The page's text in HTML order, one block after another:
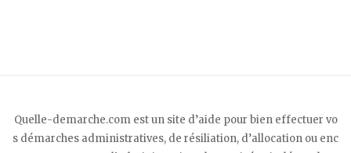
Quelle-demarche.com est un site d’aide pour bien effectuer vo
s démarches administratives, de résiliation, d’allocation ou enc